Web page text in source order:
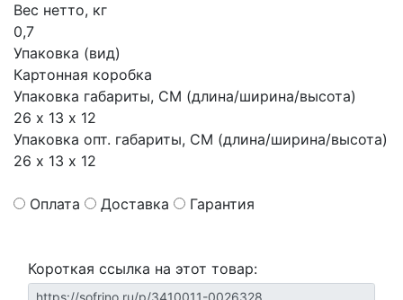
Вес нетто, кг
0,7
Упаковка (вид)
Картонная коробка
Упаковка габариты, СМ (длина/ширина/высота)
26 х 13 х 12
Упаковка опт. габариты, СМ (длина/ширина/высота)
26 х 13 х 12
Оплата Доставка Гарантия
Короткая ссылка на этот товар: